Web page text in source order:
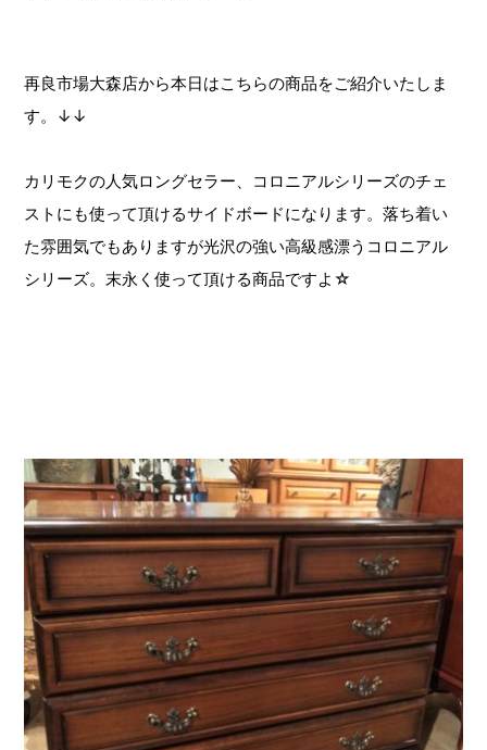
再良市場大森店から本日はこちらの商品をご紹介いたしま
す。↓↓
カリモクの人気ロングセラー、コロニアルシリーズのチェ
ストにも使って頂けるサイドボードになります。落ち着い
た雰囲気でもありますが光沢の強い高級感漂うコロニアル
シリーズ。末永く使って頂ける商品ですよ☆